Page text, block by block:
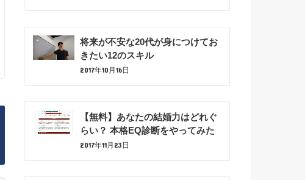
将来が不安な20代が身につけてお
きたい12のスキル
2017年10月16日
【無料】あなたの結婚力はどれぐ
らい？ 本格EQ診断をやってみた
2017年11月23日